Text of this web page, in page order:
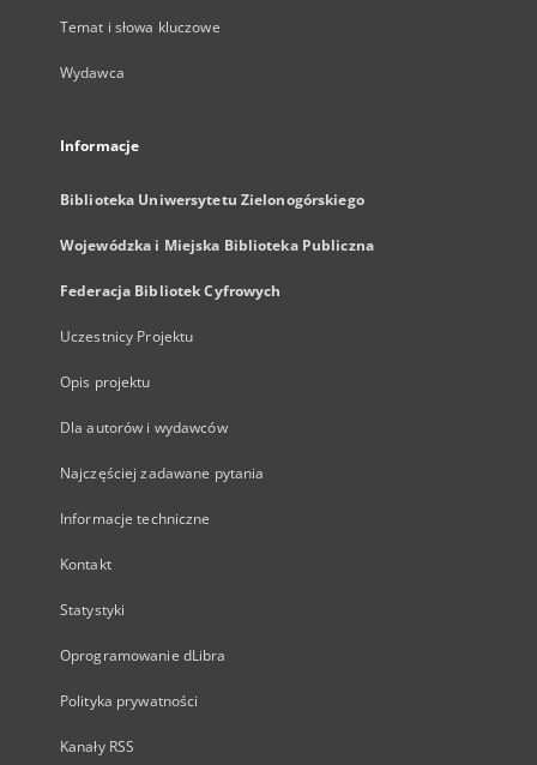
Temat i słowa kluczowe
Wydawca
Informacje
Biblioteka Uniwersytetu Zielonogórskiego
Wojewódzka i Miejska Biblioteka Publiczna
Federacja Bibliotek Cyfrowych
Uczestnicy Projektu
Opis projektu
Dla autorów i wydawców
Najczęściej zadawane pytania
Informacje techniczne
Kontakt
Statystyki
Oprogramowanie dLibra
Polityka prywatności
Kanały RSS